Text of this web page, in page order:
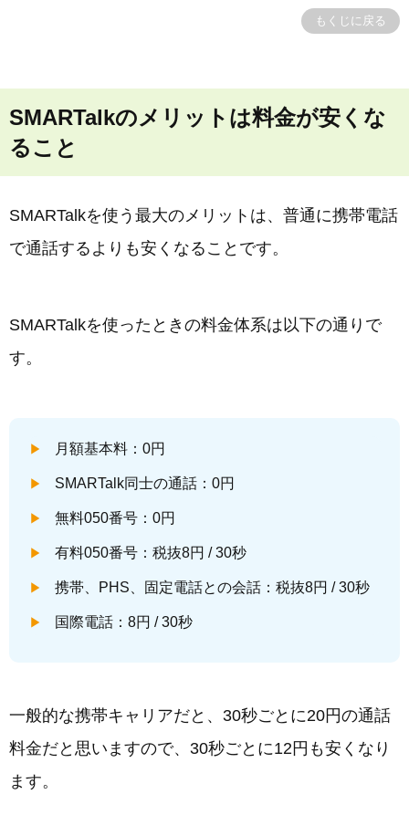
もくじに戻る
SMARTalkのメリットは料金が安くな
ること
SMARTalkを使う最大のメリットは、普通に携帯電話
で通話するよりも安くなることです。
SMARTalkを使ったときの料金体系は以下の通りで
す。
月額基本料：0円
SMARTalk同士の通話：0円
無料050番号：0円
有料050番号：税抜8円 / 30秒
携帯、PHS、固定電話との会話：税抜8円 / 30秒
国際電話：8円 / 30秒
一般的な携帯キャリアだと、30秒ごとに20円の通話
料金だと思いますので、30秒ごとに12円も安くなり
ます。